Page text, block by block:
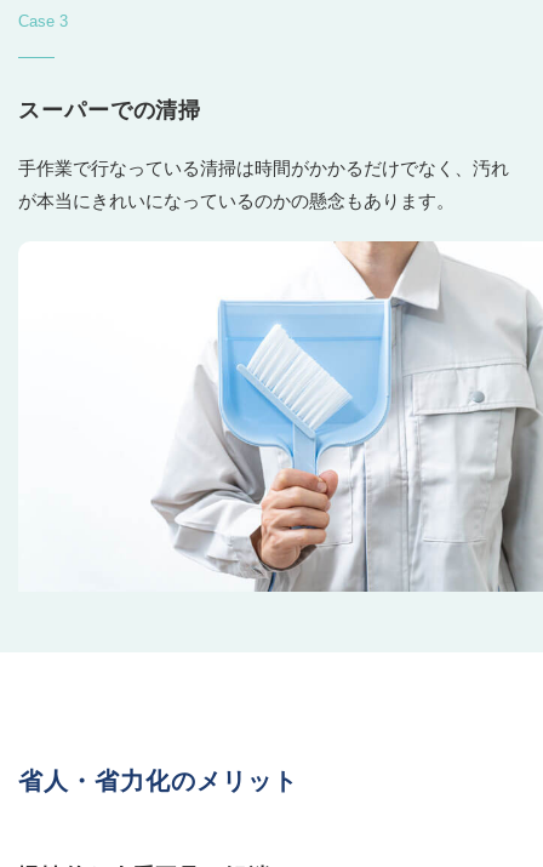
Case 3
スーパーでの清掃
手作業で行なっている清掃は時間がかかるだけでなく、汚れ
が本当にきれいになっているのかの懸念もあります。
省人・省力化のメリット